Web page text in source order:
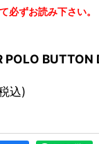
必ずお読み下さい。
POLO
込)